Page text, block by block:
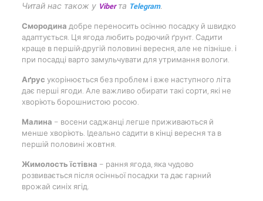
Читай нас також у Viberта Telegram.
Смородина добре переносить осінню посадку й швидко
адаптується. Ця ягода любить родючий ґрунт. Садити
краще в першій-другій половині вересня, але не пізніше. і
при посадці варто замульчувати для утримання вологи.
Аґрус укорінюється без проблем і вже наступного літа
дає перші ягоди. Але важливо обирати такі сорти, які не
хворіють борошнистою росою.
Малина – восени саджанці легше приживаються й
менше хворіють. Ідеально садити в кінці вересня та в
першій половині жовтня.
Жимолость їстівна – рання ягода, яка чудово
розвивається після осінньої посадки та дає гарний
врожай синіх ягід.